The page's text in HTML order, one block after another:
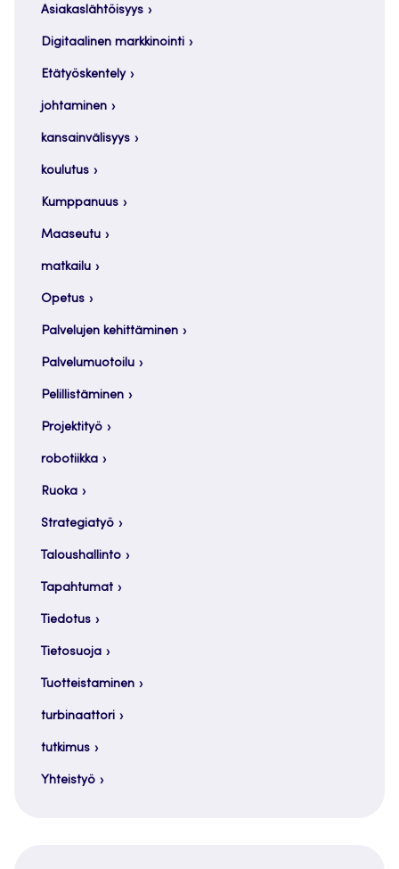
Asiakaslähtöisyys
Digitaalinen markkinointi
Etätyöskentely
johtaminen
kansainvälisyys
koulutus
Kumppanuus
Maaseutu
matkailu
Opetus
Palvelujen kehittäminen
Palvelumuotoilu
Pelillistäminen
Projektityö
robotiikka
Ruoka
Strategiatyö
Taloushallinto
Tapahtumat
Tiedotus
Tietosuoja
Tuotteistaminen
turbinaattori
tutkimus
Yhteistyö